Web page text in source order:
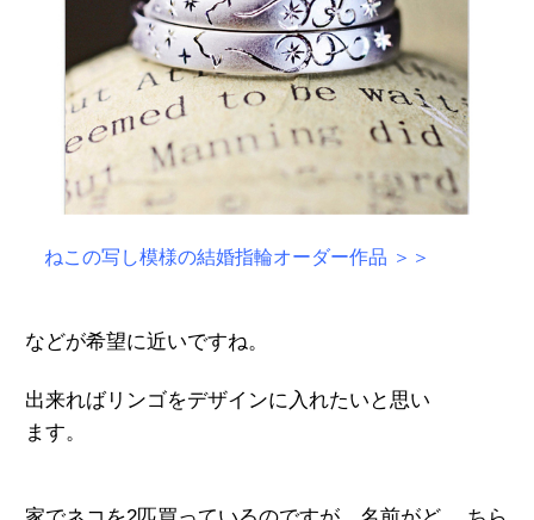
ねこの写し模様の結婚指輪オーダー作品 ＞＞
などが希望に近いですね。
出来ればリンゴをデザインに入れたいと思い
ます。